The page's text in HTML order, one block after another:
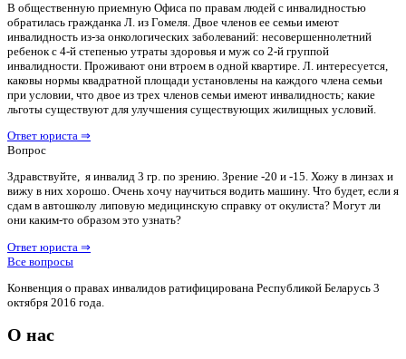
В общественную приемную Офиса по правам людей с инвалидностью
обратилась гражданка Л. из Гомеля. Двое членов ее семьи имеют
инвалидность из-за онкологических заболеваний: несовершеннолетний
ребенок с 4-й степенью утраты здоровья и муж со 2-й группой
инвалидности. Проживают они втроем в одной квартире. Л. интересуется,
каковы нормы квадратной площади установлены на каждого члена семьи
при условии, что двое из трех членов семьи имеют инвалидность; какие
льготы существуют для улучшения существующих жилищных условий.
Ответ юриста ⇒
Вопрос
Здравствуйте, я инвалид 3 гр. по зрению. Зрение -20 и -15. Хожу в линзах и
вижу в них хорошо. Очень хочу научиться водить машину. Что будет, если я
сдам в автошколу липовую медицинскую справку от окулиста? Могут ли
они каким-то образом это узнать?
Ответ юриста ⇒
Все вопросы
Конвенция о правах инвалидов ратифицирована Республикой Беларусь 3
октября 2016 года.
О нас